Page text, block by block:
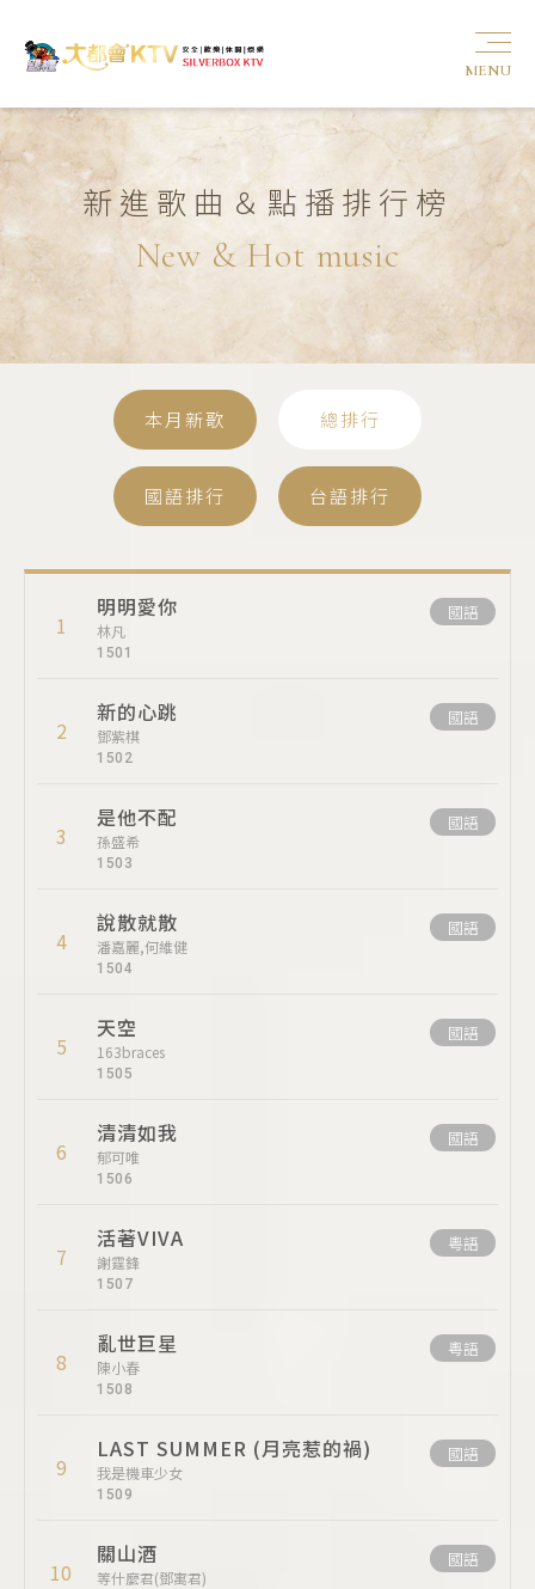
新進歌曲＆點播排行榜
New & Hot music
本月新歌 總排行
國語排行 台語排行
1
明明愛你
林凡
1501
國語
2
新的心跳
鄧紫棋
1502
國語
3
是他不配
孫盛希
1503
國語
4
說散就散
潘嘉麗,何維健
1504
國語
5
天空
163braces
1505
國語
6
清清如我
郁可唯
1506
國語
7
活著VIVA
謝霆鋒
1507
粵語
8
亂世巨星
陳小春
1508
粵語
9
LAST SUMMER (月亮惹的禍)
我是機車少女
1509
國語
10
關山酒
等什麼君(鄧寓君)
國語
MENU